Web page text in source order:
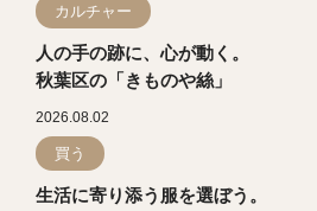
カルチャー
人の手の跡に、心が動く。
秋葉区の「きものや絲」
2026.08.02
買う
生活に寄り添う服を選ぼう。